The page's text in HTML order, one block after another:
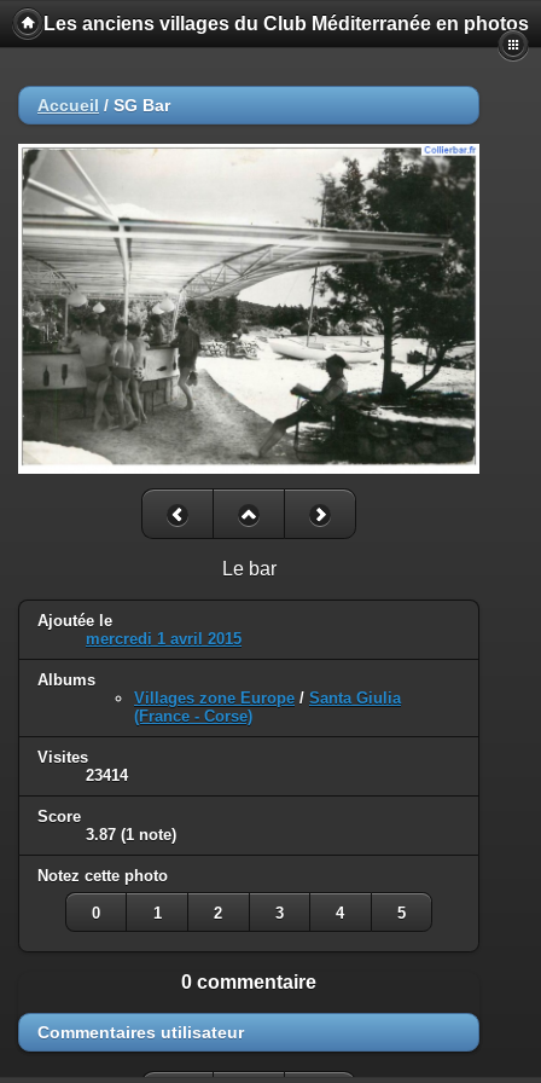
Les anciens villages du Club Méditerranée en photos
Accueil / SG Bar
Le bar
Ajoutée le
mercredi 1 avril 2015
Albums
Villages zone Europe / Santa Giulia
(France - Corse)
Visites
23414
Score
3.87 (1 note)
Notez cette photo
0 1 2 3 4 5
0 commentaire
Commentaires utilisateur